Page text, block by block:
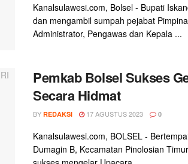
Kanalsulawesi.com, Bolsel - Bupati
dan mengambil sumpah pejabat
Administrator, Pengawas dan Kepala ...
Pemkab Bolsel Sukses
Secara Hidmat
BY REDAKSI 17 AGUSTUS 2023 0
Kanalsulawesi.com, BOLSEL -
Dumagin B, Kecamatan Pinolosian